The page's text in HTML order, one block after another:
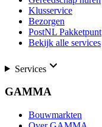
Klusservice
Bezorgen
PostNL Pakketpunt
Bekijk alle services
Services
GAMMA
Bouwmarkten